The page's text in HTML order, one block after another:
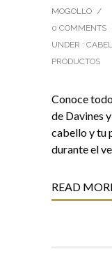
MOGOLLO /
0 COMMENTS
UNDER :
PRODUCTOS
Conoce
de Davines
cabello y tu
durante el
READ